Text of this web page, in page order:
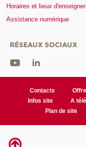
Horaires et lieux
Assistance numérique
RÉSEAUX SOCIAUX
Contacts
Infos site
A
Plan de site